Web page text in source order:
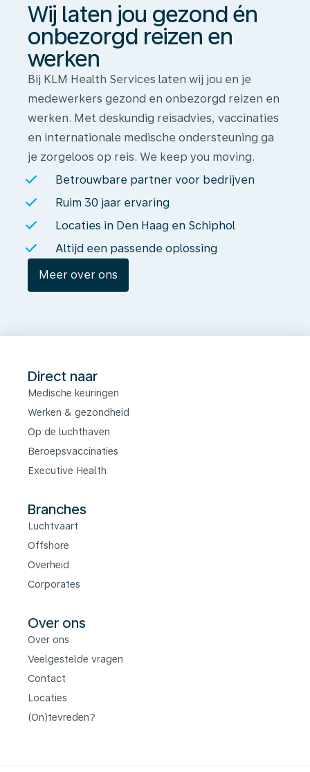
Wij laten jou gezond én
onbezorgd reizen en
werken
Bij KLM Health Services laten wij jou en je
medewerkers gezond en onbezorgd reizen en
werken. Met deskundig reisadvies, vaccinaties
en internationale medische ondersteuning ga
je zorgeloos op reis. We keep you moving.
Betrouwbare partner voor bedrijven
Ruim 30 jaar ervaring
Locaties in Den Haag en Schiphol
Altijd een passende oplossing
Meer over ons
Direct naar
Medische keuringen
Werken & gezondheid
Op de luchthaven
Beroepsvaccinaties
Executive Health
Branches
Luchtvaart
Offshore
Overheid
Corporates
Over ons
Over ons
Veelgestelde vragen
Contact
Locaties
(On)tevreden?